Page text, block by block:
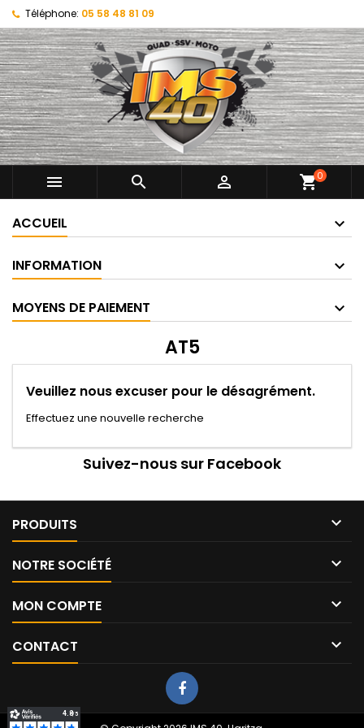
Téléphone: 05 58 48 81 09
   shopping_cart0
ACCUEIL
INFORMATION
MOYENS DE PAIEMENT
AT5
Veuillez nous excuser pour le désagrément.
Effectuez une nouvelle recherche
Suivez-nous sur Facebook
PRODUITS 
NOTRE SOCIÉTÉ 
MON COMPTE 
CONTACT 